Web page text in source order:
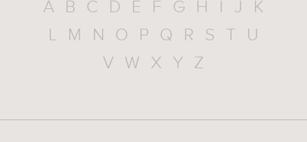
A B C D E F G H I J
K
L
M N O P Q R S T
U
V
W X Y Z